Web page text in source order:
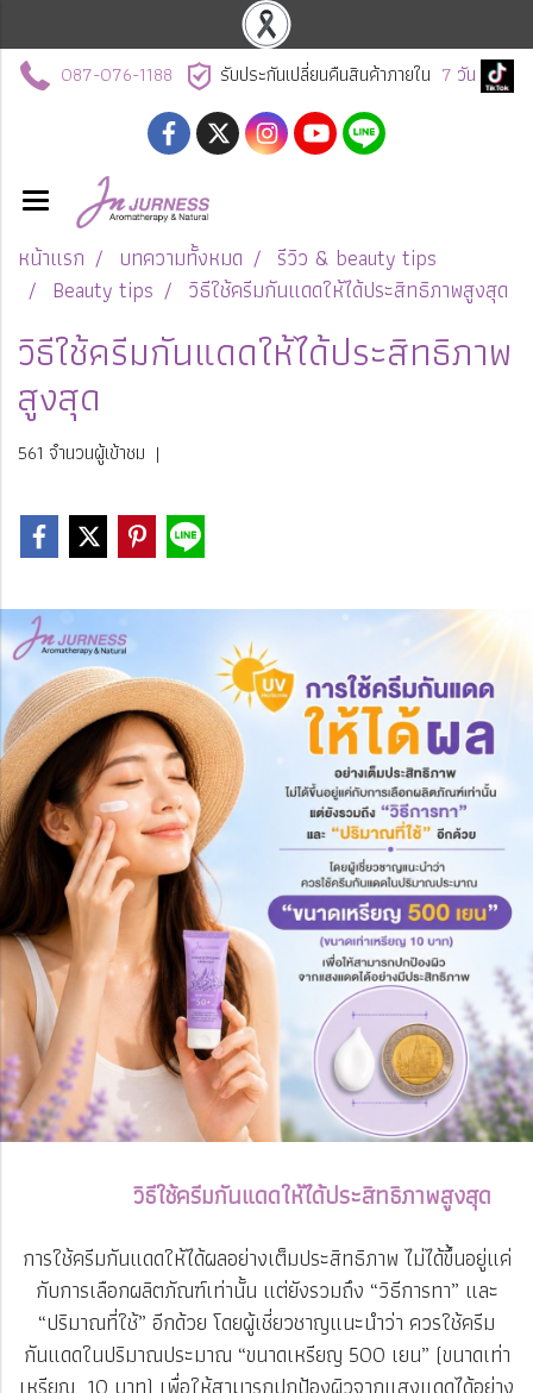
087-076-1188 รับประกันเปลี่ยนคืนสินค้าภายใน 7 วัน
หน้าแรก บทความทั้งหมด
รีวิว & beauty tips
Beauty tips
วิธีใช้ครีมกันแดดให้ได้ประสิทธิภาพสูงสุด
วิธีใช้ครีมกันแดดให้ได้ประสิทธิภาพ
สูงสุด
561 จำนวนผู้เข้าชม |
วิธีใช้ครีมกันแดดให้ได้ประสิทธิภาพสูงสุด
การใช้ครีมกันแดดให้ได้ผลอย่างเต็มประสิทธิภาพ ไม่ได้ขึ้นอยู่แค่
กับการเลือกผลิตภัณฑ์เท่านั้น แต่ยังรวมถึง “วิธีการทา” และ
“ปริมาณที่ใช้” อีกด้วย โดยผู้เชี่ยวชาญแนะนำว่า ควรใช้ครีม
กันแดดในปริมาณประมาณ “ขนาดเหรียญ 500 เยน” (ขนาดเท่า
เหรียญ 10 บาท) เพื่อให้สามารถปกป้องผิวจากแสงแดดได้อย่าง